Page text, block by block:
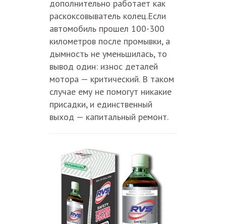
дополнительно работает как
раскоксовыватель колец.Если
автомобиль прошел 100-300
километров после промывки, а
дымность не уменьшилась, то
вывод один: износ деталей
мотора — критический. В таком
случае ему не помогут никакие
присадки, и единственный
выход — капитальный ремонт.